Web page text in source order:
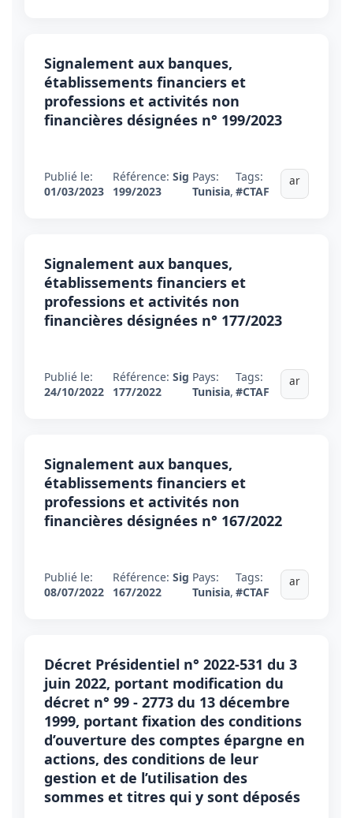
Signalement aux banques,
établissements financiers et
professions et activités non
financières désignées n° 199/2023
Publié le:
01/03/2023
Référence:Sig
199/2023
Pays:
Tunisia,
Tags:
#CTAF
ar
Signalement aux banques,
établissements financiers et
professions et activités non
financières désignées n° 177/2023
Publié le:
24/10/2022
Référence:Sig
177/2022
Pays:
Tunisia,
Tags:
#CTAF
ar
Signalement aux banques,
établissements financiers et
professions et activités non
financières désignées n° 167/2022
Publié le:
08/07/2022
Référence:Sig
167/2022
Pays:
Tunisia,
Tags:
#CTAF
ar
Décret Présidentiel n° 2022-531 du 3
juin 2022, portant modification du
décret n° 99 - 2773 du 13 décembre
1999, portant fixation des conditions
d’ouverture des comptes épargne en
actions, des conditions de leur
gestion et de l’utilisation des
sommes et titres qui y sont déposés